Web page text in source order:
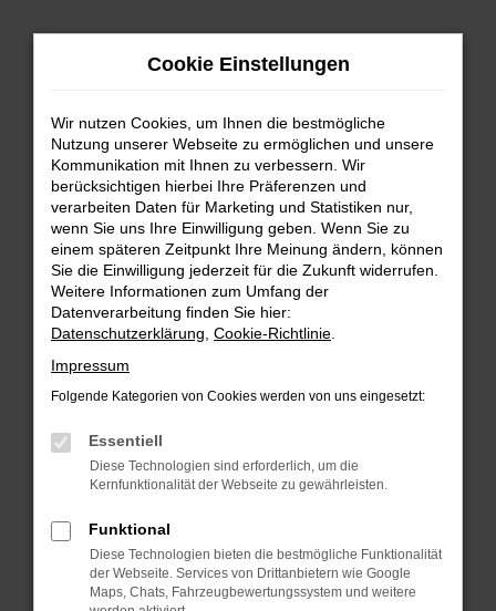
Zum
FEHLER: NETWORK ERROR
Beim Laden ist ein Fehler aufgetreten.
Hier sind ein paar Tipps, die dir helfen können:
Überprüfe deine Firewall und deine
Internetverbindung.
Laden andere Webseiten, zum Beispiel deine
Manche Erweiterungen, wie Werbeblocker,
verhindern. Funktioniert die Seite in einem
anderen Browser oder in einem privaten
Fenster?
Cookie Einstellungen
Wir nutzen Cookies, um Ihnen die bestmögliche
Nutzung unserer Webseite zu ermöglichen und unsere
Kommunikation mit Ihnen zu verbessern. Wir
berücksichtigen hierbei Ihre Präferenzen und
verarbeiten Daten für Marketing und Statistiken nur,
wenn Sie uns Ihre Einwilligung geben. Wenn Sie zu
einem späteren Zeitpunkt Ihre Meinung ändern, können
Sie die Einwilligung jederzeit für die Zukunft widerrufen.
Weitere Informationen zum Umfang der
Datenverarbeitung finden Sie hier:
Datenschutzerklärung Cookie-Richtlinie
Impressum
Folgende Kategorien von Cookies werden von uns eingesetzt:
Essentiell
Diese Technologien sind erforderlich, um die
Kernfunktionalität der Webseite zu gewährleisten.
Funktional
Diese Technologien bieten die bestmögliche Funktionalität
der Webseite. Services von Drittanbietern wie Google
Maps, Chats, Fahrzeugbewertungssystem und weitere